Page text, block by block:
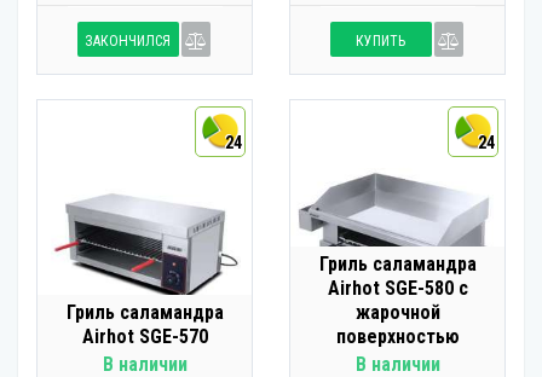
ЗАКОНЧИЛСЯ КУПИТЬ
24
Гриль саламандра
Airhot SGE-570
В наличии
24
Гриль саламандра
Airhot SGE-580 с
жарочной
поверхностью
В наличии